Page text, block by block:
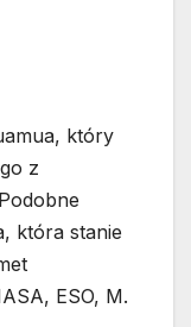
który
z
która stanie
ESO, M.